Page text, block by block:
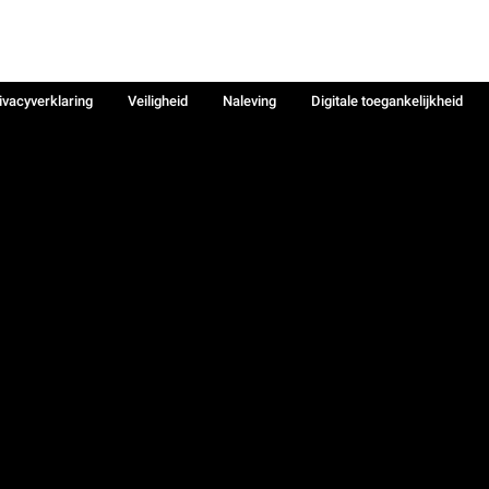
Veiligheid Naleving
Digitale toegankelijkheid